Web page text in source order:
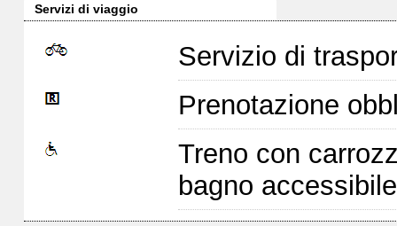
Servizi di viaggio
Servizio di
Prenotazione
Treno con
bagno